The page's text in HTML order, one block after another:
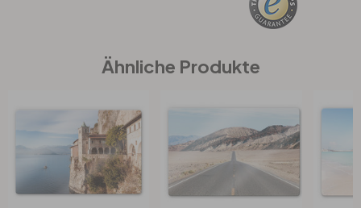
Eingangsbereich
Ähnliche Produkte